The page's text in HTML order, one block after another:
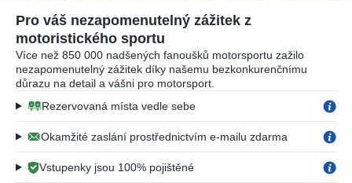
Pro váš nezapomenutelný zážitek z
motoristického sportu
Více než 850 000 nadšených fanoušků motorsportu zažilo
nezapomenutelný zážitek díky našemu bezkonkurenčnímu
důrazu na detail a vášni pro motorsport.
Rezervovaná místa vedle sebe
Okamžité zaslání prostřednictvím e-mailu zdarma
Vstupenky jsou 100% pojištěné